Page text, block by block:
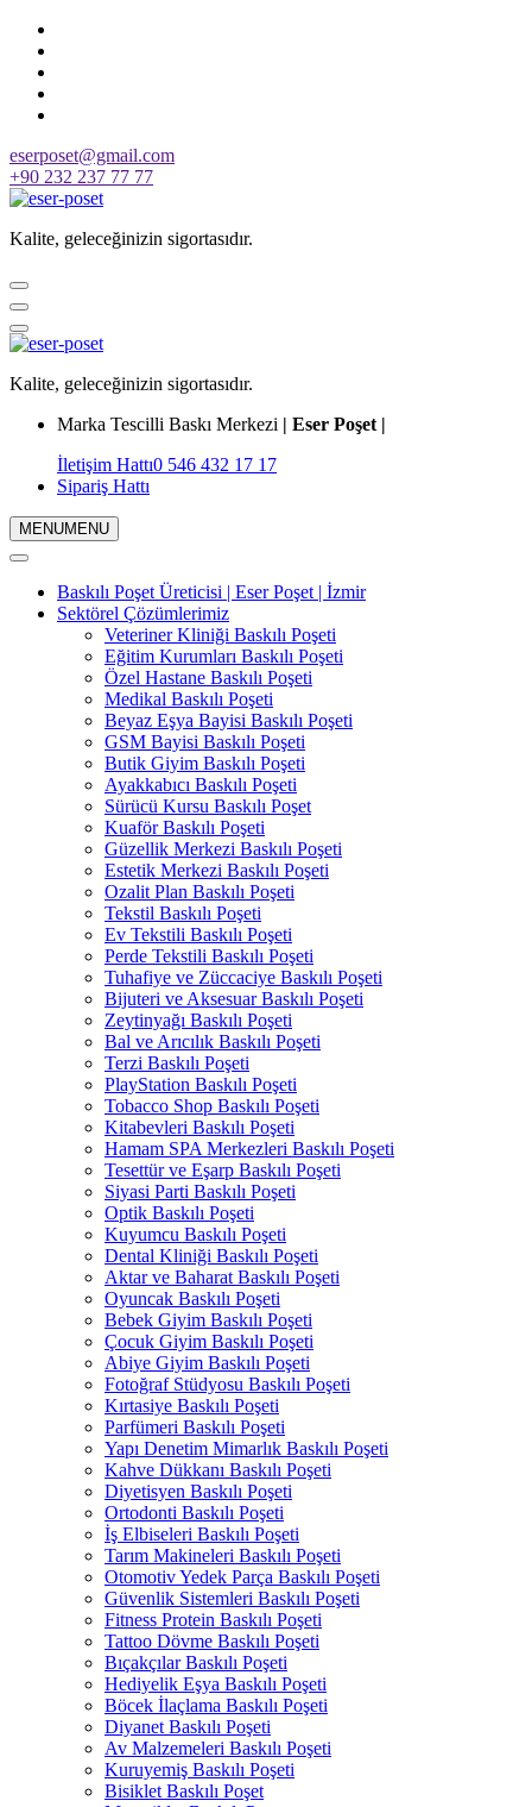
Skip
content
eserposet@gmail.com
+90 232 237 77 77
Kalite, geleceğinizin sigortasıdır.
Kalite, geleceğinizin sigortasıdır.
Marka Tescilli Baskı Merkezi | Eser Poşet |
İletişim Hattı0 546 432 17 17
Sipariş Hattı
MENUMENU
Baskılı Poşet Üreticisi | Eser Poşet | İzmir
Sektörel Çözümlerimiz
Veteriner Kliniği Baskılı Poşeti
Eğitim Kurumları Baskılı Poşeti
Özel Hastane Baskılı Poşeti
Medikal Baskılı Poşeti
Beyaz Eşya Bayisi Baskılı Poşeti
GSM Bayisi Baskılı Poşeti
Butik Giyim Baskılı Poşeti
Ayakkabıcı Baskılı Poşeti
Sürücü Kursu Baskılı Poşet
Kuaför Baskılı Poşeti
Güzellik Merkezi Baskılı Poşeti
Estetik Merkezi Baskılı Poşeti
Ozalit Plan Baskılı Poşeti
Tekstil Baskılı Poşeti
Ev Tekstili Baskılı Poşeti
Perde Tekstili Baskılı Poşeti
Tuhafiye ve Züccaciye Baskılı Poşeti
Bijuteri ve Aksesuar Baskılı Poşeti
Zeytinyağı Baskılı Poşeti
Bal ve Arıcılık Baskılı Poşeti
Terzi Baskılı Poşeti
PlayStation Baskılı Poşeti
Tobacco Shop Baskılı Poşeti
Kitabevleri Baskılı Poşeti
Hamam SPA Merkezleri Baskılı Poşeti
Tesettür ve Eşarp Baskılı Poşeti
Siyasi Parti Baskılı Poşeti
Optik Baskılı Poşeti
Kuyumcu Baskılı Poşeti
Dental Kliniği Baskılı Poşeti
Aktar ve Baharat Baskılı Poşeti
Oyuncak Baskılı Poşeti
Bebek Giyim Baskılı Poşeti
Çocuk Giyim Baskılı Poşeti
Abiye Giyim Baskılı Poşeti
Fotoğraf Stüdyosu Baskılı Poşeti
Kırtasiye Baskılı Poşeti
Parfümeri Baskılı Poşeti
Yapı Denetim Mimarlık Baskılı Poşeti
Kahve Dükkanı Baskılı Poşeti
Diyetisyen Baskılı Poşeti
Ortodonti Baskılı Poşeti
İş Elbiseleri Baskılı Poşeti
Tarım Makineleri Baskılı Poşeti
Otomotiv Yedek Parça Baskılı Poşeti
Güvenlik Sistemleri Baskılı Poşeti
Fitness Protein Baskılı Poşeti
Tattoo Dövme Baskılı Poşeti
Bıçakçılar Baskılı Poşeti
Hediyelik Eşya Baskılı Poşeti
Böcek İlaçlama Baskılı Poşeti
Diyanet Baskılı Poşeti
Av Malzemeleri Baskılı Poşeti
Kuruyemiş Baskılı Poşeti
Bisiklet Baskılı Poşet